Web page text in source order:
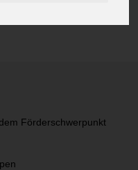
Förderschwerpunkt